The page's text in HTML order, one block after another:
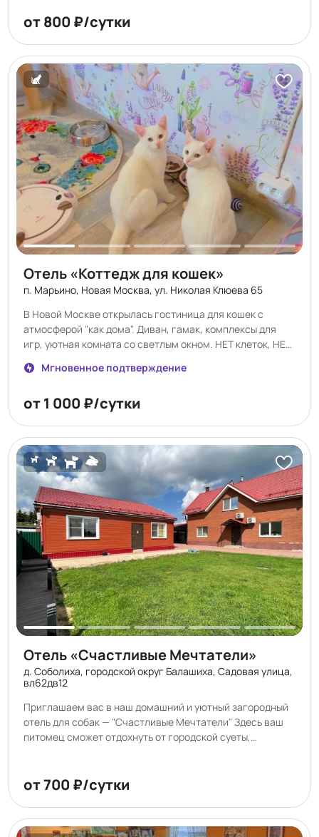
Фото- и видеоотчёты для хозяев 📅 Открыто
планируете поездку — самое время забронировать
место для вашего хвостика заранее, чтобы быть
спокойными за его отдых 😻 «Котовасия» — как дома,
только с ещё большим количеством мурчания 🐾
от 800 ₽/сутки
Отель «Коттедж для кошек»
п. Марьино, Новая Москва, ул. Николая Клюева 65
В Новой Москве открылась гостиница для кошек с
атмосферой "как дома". Диван, гамак, комплексы для
игр, уютная комната со светлым окном. НЕТ клеток, НЕТ
комфорта. www.cottedgecat.ru
Мгновенное подтверждение
от 1 000 ₽/сутки
Отель «Счастливые Мечтатели»
д. Соболиха, городской округ Балашиха, Садовая улица,
вл62дв12
Приглашаем вас в наш домашний и уютный загородный
отель для собак — "Счастливые Мечтатели" Здесь ваш
питомец сможет отдохнуть от городской суеты,
четвероногий друг сможет завести новых друзей. Мы
понимаем, насколько важно для вас, чтобы ваш питомец
чувствовал себя в безопасности и комфорте, пока вы в
отъезде. Поэтому мы оборудовали просторные и уютные
от 700 ₽/сутки